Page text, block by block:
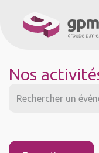
Nos